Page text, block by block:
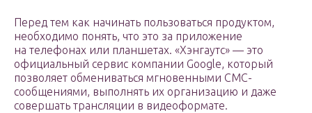
Перед тем как начинать пользоваться продуктом,
необходимо понять, что это за приложение
на телефонах или планшетах. «Хэнгаутс» — это
официальный сервис компании Google, который
позволяет обмениваться мгновенными СМС-
сообщениями, выполнять их организацию и даже
совершать трансляции в видеоформате.